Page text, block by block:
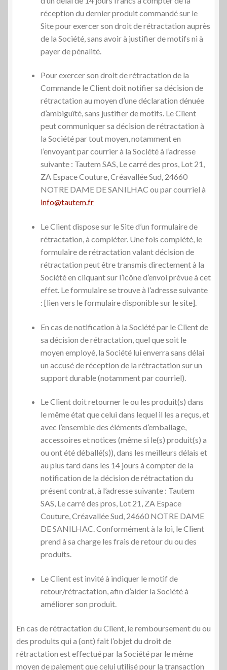
réception du dernier produit commandé sur le
Site pour exercer son droit de rétractation auprès
de la Société, sans avoir à justifier de motifs ni à
payer de pénalité.
Pour exercer son droit de rétractation de la
Commande le Client doit notifier sa décision de
rétractation au moyen d’une déclaration dénuée
d’ambiguïté, sans justifier de motifs. Le Client
peut communiquer sa décision de rétractation à
la Société par tout moyen, notamment en
l’envoyant par courrier à la Société à l’adresse
suivante : Tautem SAS, Le carré des pros, Lot 21,
ZA Espace Couture, Créavallée Sud, 24660
NOTRE DAME DE SANILHAC ou par courriel à
info@tautem.fr
Le Client dispose sur le Site d’un formulaire de
rétractation, à compléter. Une fois complété, le
formulaire de rétractation valant décision de
rétractation peut être transmis directement à la
Société en cliquant sur l’icône d’envoi prévue à cet
effet. Le formulaire se trouve à l’adresse suivante
: [lien vers le formulaire disponible sur le site].
En cas de notification à la Société par le Client de
sa décision de rétractation, quel que soit le
moyen employé, la Société lui enverra sans délai
un accusé de réception de la rétractation sur un
support durable (notamment par courriel).
Le Client doit retourner le ou les produit(s) dans
le même état que celui dans lequel il les a reçus, et
avec l’ensemble des éléments d’emballage,
accessoires et notices (même si le(s) produit(s) a
ou ont été déballé(s)), dans les meilleurs délais et
au plus tard dans les 14 jours à compter de la
notification de la décision de rétractation du
présent contrat, à l’adresse suivante : Tautem
SAS, Le carré des pros, Lot 21, ZA Espace
Couture, Créavallée Sud, 24660 NOTRE DAME
DE SANILHAC. Conformément à la loi, le Client
prend à sa charge les frais de retour du ou des
produits.
Le Client est invité à indiquer le motif de
retour/rétractation, afin d’aider la Société à
améliorer son produit.
En cas de rétractation du Client, le remboursement du ou
des produits qui a (ont) fait l’objet du droit de
rétractation est effectué par la Société par le même
moyen de paiement que celui utilisé pour la transaction